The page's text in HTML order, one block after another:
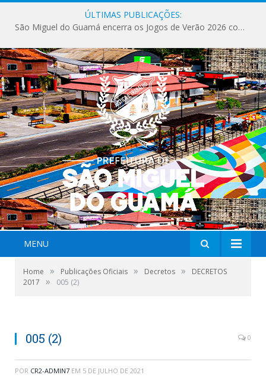
ÚLTIMAS PUBLICAÇÕES:
São Miguel do Guamá encerra os Jogos de Verão 2026 com sucesso de público e competições.
MENU
Home » Publicações Oficiais » Decretos »
DECRETOS
2017
» 005 (2)
005 (2) 0
POR CR2-ADMIN7 EM 5 DE JULHO DE 2021